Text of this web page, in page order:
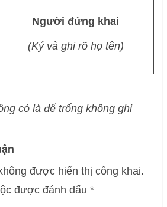
Người đứng khai
(Ký và ghi rõ họ tên)
có là để trống không ghi
được hiển thị công khai.
được đánh dấu*